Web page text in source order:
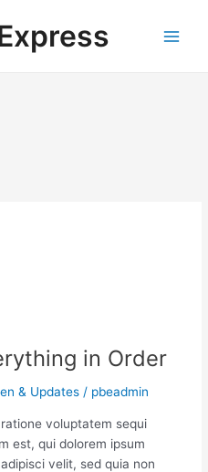
in Order
& Updates / pbeadmin
voluptatem sequi
est, qui dolorem ipsum
velit, sed quia non